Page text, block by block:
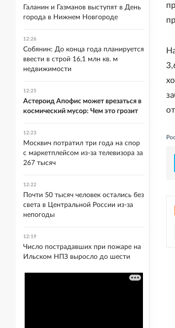
Галанин и Газманов выступят в День
города в Нижнем Новгороде
12:26
Собянин: До конца года планируется
ввести в строй 16,1 млн кв. м
недвижимости
12:25
Астероид Апофис может врезаться в
космический мусор: Чем это грозит
12:23
Москвич потратил три года на спор
с маркетплейсом из-за телевизора за
267 тысяч
12:22
Почти 50 тысяч человек остались без
света в Центральной России из-за
непогоды
12:19
Число пострадавших при пожаре на
Ильском НПЗ выросло до шести